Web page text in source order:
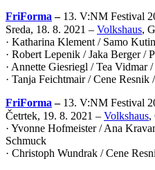
FriForma – 13. V:NM Festival
Sreda, 18. 8. 2021 – Volkshaus,
· Katharina Klement / Samo
· Robert Lepenik / Jaka Berger /
· Annette Giesriegl / Tea Vidmar
· Tanja Feichtmair / Cene Resnik
FriForma – 13. V:NM Festival
Četrtek, 19. 8. 2021 – Volkshaus,
· Yvonne Hofmeister / Ana
Schmuck
· Christoph Wundrak / Cene